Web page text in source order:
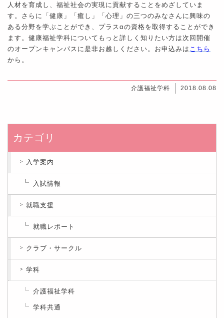
人材を育成し、福祉社会の実現に貢献することをめざしていま
す。さらに「健康」「癒し」「心理」の三つのみなさんに興味の
ある分野を学ぶことができ、プラスαの資格を取得することができ
ます。健康福祉学科についてもっと詳しく知りたい方は次回開催
のオープンキャンパスに是非お越しください。お申込みは こちら
から。
介護福祉学科 2018.08.08
カテゴリ
入学案内
入試情報
就職支援
就職レポート
クラブ・サークル
学科
介護福祉学科
学科共通